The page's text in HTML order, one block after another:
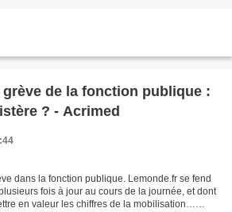
de la fonction publique :
? - Acrimed
dans la fonction publique. Lemonde.fr se fend
fois à jour au cours de la journée, et dont
en valeur les chiffres de la mobilisation…